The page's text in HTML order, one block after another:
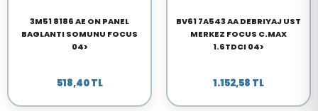
3M51 8186 AE ON PANEL
BAGLANTI SOMUNU FOCUS
04>
518,40 TL
BV61 7A543 AA DEBRIYAJ UST
MERKEZ FOCUS C.MAX
1.6TDCI 04>
1.152,58 TL